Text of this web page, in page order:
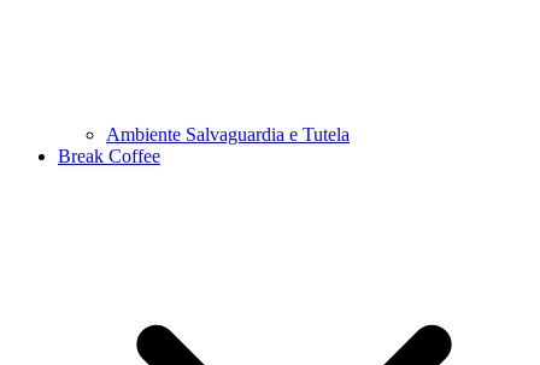
Ambiente Salvaguardia e Tutela
Break Coffee